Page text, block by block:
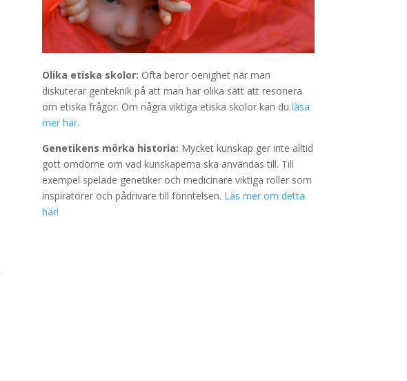
Olika etiska skolor: Ofta beror oenighet när man
diskuterar genteknik på att man har olika sätt att resonera
om etiska frågor. Om några viktiga etiska skolor kan du läsa
mer här.
Genetikens mörka historia: Mycket kunskap ger inte alltid
gott omdöme om vad kunskaperna ska användas till. Till
exempel spelade genetiker och medicinare viktiga roller som
inspiratörer och pådrivare till förintelsen. Läs mer om detta
här!